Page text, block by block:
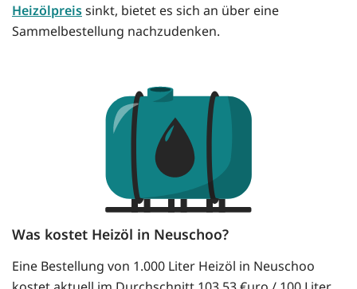
Heizölpreissinkt, bietet es sich an über eine
Sammelbestellung nachzudenken.
Was kostet Heizöl in Neuschoo?
Eine Bestellung von 1.000 Liter Heizöl in Neuschoo